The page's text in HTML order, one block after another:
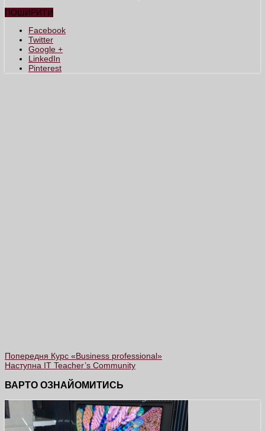
ПОШИРИТИ
Facebook
Twitter
Google +
LinkedIn
Pinterest
Попередня Курс «Business professional»
Наступна IT Teacher’s Community
ВАРТО ОЗНАЙОМИТИСЬ